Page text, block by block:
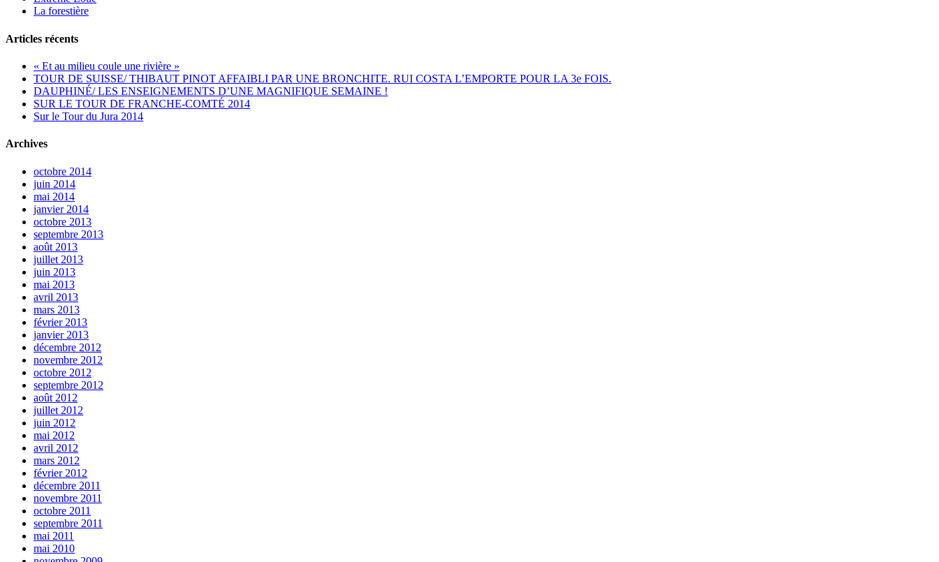
La forestière
Articles récents
« Et au milieu coule une rivière »
TOUR DE SUISSE/ THIBAUT PINOT AFFAIBLI PAR UNE BRONCHITE. RUI COSTA L’EMPORTE POUR LA 3e FOIS.
DAUPHINÉ/ LES ENSEIGNEMENTS D’UNE MAGNIFIQUE SEMAINE !
SUR LE TOUR DE FRANCHE-COMTÉ 2014
Sur le Tour du Jura 2014
Archives
octobre 2014
juin 2014
mai 2014
janvier 2014
octobre 2013
septembre 2013
août 2013
juillet 2013
juin 2013
mai 2013
avril 2013
mars 2013
février 2013
janvier 2013
décembre 2012
novembre 2012
octobre 2012
septembre 2012
août 2012
juillet 2012
juin 2012
mai 2012
avril 2012
mars 2012
février 2012
décembre 2011
novembre 2011
octobre 2011
septembre 2011
mai 2011
mai 2010